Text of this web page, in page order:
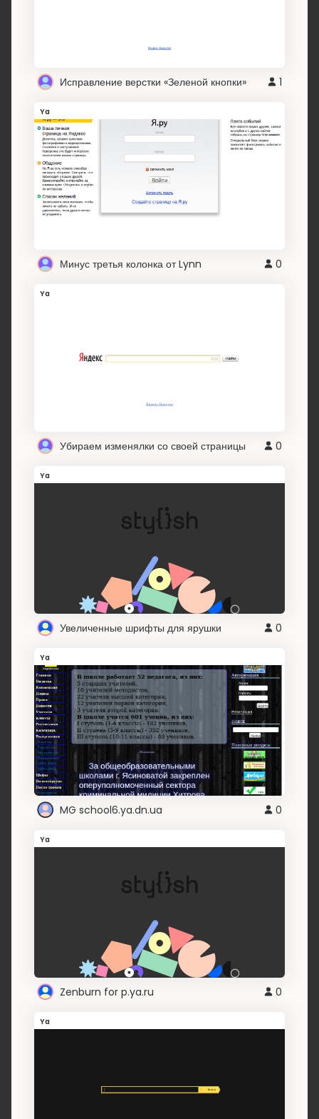
Исправление верстки «Зеленой кнопки» 1
Ya
Минус третья колонка от Lynn 0
Ya
Убираем изменялки со своей страницы 0
Ya
Увеличенные шрифты для ярушки 0
Ya
MG school6.ya.dn.ua 0
Ya
Zenburn for p.ya.ru 0
Ya